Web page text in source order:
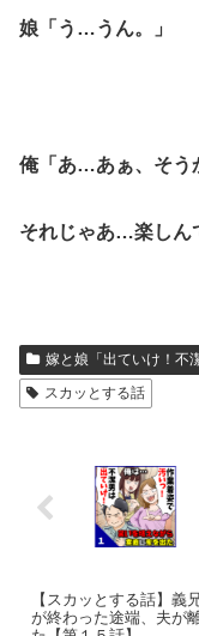
娘「う…うん。」
俺「あ…あぁ、そう
それじゃあ…楽しん
嫁と娘「出ていけ！不
スカッとする話
【スカッとする話】義
が終わった途端、夫が